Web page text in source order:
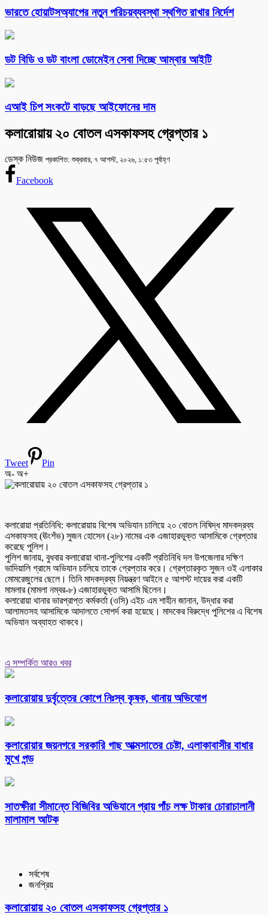
ভারতে হোয়াটসঅ্যাপের নতুন পরিচয়ব্যবস্থা স্থগিত রাখার নির্দেশ
ডট বিডি ও ডট বাংলা ডোমেইন সেবা দিচ্ছে আম্বার আইটি
এআই চিপ সংকটে বাড়ছে আইফোনের দাম
কলারোয়ায় ২০ বোতল এসকাফসহ গ্রেপ্তার ১
ডেস্ক নিউজ প্রকাশিত: শুক্রবার, ৭ আগস্ট, ২০২৬, ১:৫৩ পূর্বাহ্ণ
Facebook
Tweet
Pin
অ- অ+
কলারোয়া প্রতিনিধি: কলারোয়ায় বিশেষ অভিযান চালিয়ে ২০ বোতল নিষিদ্ধ মাদকদ্রব্য
এসকাফসহ (ঊংশঁভ) সুজন হোসেন (২৮) নামের এক এজাহারভুক্ত আসামিকে গ্রেপ্তার
করেছে পুলিশ।
পুলিশ জানায়, বুধবার কলারোয়া থানা-পুলিশের একটি প্রতিনিধি দল উপজেলার দক্ষিণ
ভাদিয়ালি গ্রামে অভিযান চালিয়ে তাকে গ্রেপ্তার করে। গ্রেপ্তারকৃত সুজন ওই এলাকার
মোমরেজুলের ছেলে। তিনি মাদকদ্রব্য নিয়ন্ত্রণ আইনে ৫ আগস্ট দায়ের করা একটি
মামলার (মামলা নম্বর-৮) এজাহারভুক্ত আসামি ছিলেন।
কলারোয়া থানার ভারপ্রাপ্ত কর্মকর্তা (ওসি) এইচ এম শাহীন জানান, উদ্ধার করা
আলামতসহ আসামিকে আদালতে সোপর্দ করা হয়েছে। মাদকের বিরুদ্ধে পুলিশের এ বিশেষ
অভিযান অব্যাহত থাকবে।
এ সম্পর্কিত আরও খবর
কলারোয়ায় দুর্বৃত্তের কোপে নিঃস্ব কৃষক, থানায় অভিযোগ
কলারোয়ার জয়নগরে সরকারি গাছ আত্মসাতের চেষ্টা, এলাকাবাসীর বাধার
মুখে পন্ড
সাতক্ষীরা সীমান্তে বিজিবির অভিযানে প্রায় পাঁচ লক্ষ টাকার চোরাচালানী
মালামাল আটক
সর্বশেষ
জনপ্রিয়
কলারোয়ায় ২০ বোতল এসকাফসহ গ্রেপ্তার ১